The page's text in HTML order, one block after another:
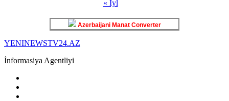
« İyl
Azerbaijani Manat Converter
YENINEWSTV24.AZ
İnformasiya Agentliyi